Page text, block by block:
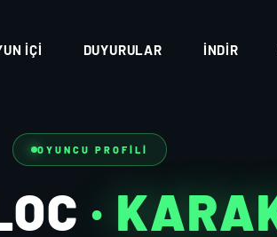
İÇI DUYURULAR İNDIR
OYUNCU PROFILI
·